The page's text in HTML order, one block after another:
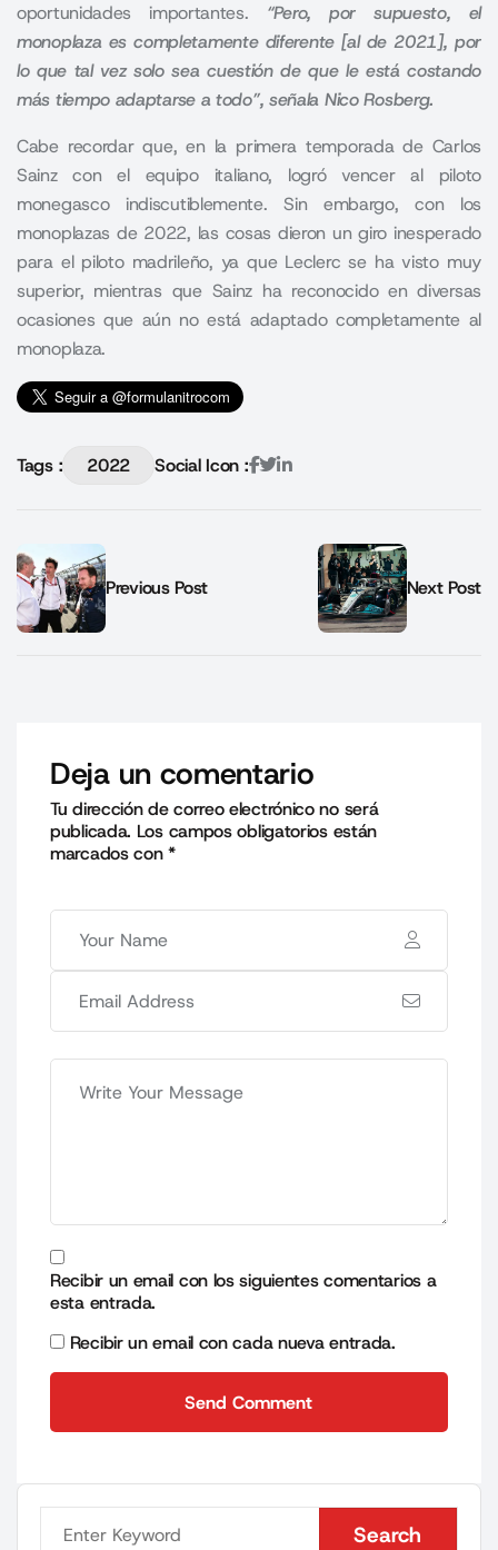
oportunidades importantes. “Pero, por supuesto, el
monoplaza es completamente diferente [al de 2021], por
lo que tal vez solo sea cuestión de que le está costando
más tiempo adaptarse a todo”, señala Nico Rosberg.
Cabe recordar que, en la primera temporada de Carlos
Sainz con el equipo italiano, logró vencer al piloto
monegasco indiscutiblemente. Sin embargo, con los
monoplazas de 2022, las cosas dieron un giro inesperado
para el piloto madrileño, ya que Leclerc se ha visto muy
superior, mientras que Sainz ha reconocido en diversas
ocasiones que aún no está adaptado completamente al
monoplaza.
Tags : 2022 Social Icon :
Previous Post Next Post
Deja un comentario
Tu dirección de correo electrónico no será
publicada. Los campos obligatorios están
marcados con*
Recibir un email con los siguientes comentarios a
esta entrada.
Recibir un email con cada nueva entrada.
Send Comment
Search